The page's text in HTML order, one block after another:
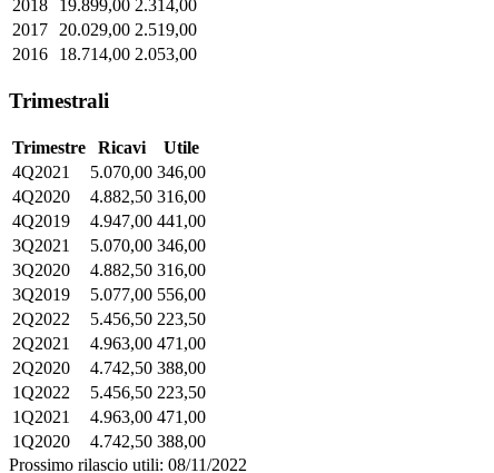
2018
19.899,00 2.314,00
2017
20.029,00 2.519,00
2016
18.714,00 2.053,00
Trimestrali
Trimestre Ricavi
Utile
4Q2021
5.070,00 346,00
4Q2020
4.882,50 316,00
4Q2019
4.947,00 441,00
3Q2021
5.070,00 346,00
3Q2020
4.882,50 316,00
3Q2019
5.077,00 556,00
2Q2022
5.456,50 223,50
2Q2021
4.963,00 471,00
2Q2020
4.742,50 388,00
1Q2022
5.456,50 223,50
1Q2021
4.963,00 471,00
1Q2020
4.742,50 388,00
Prossimo rilascio utili: 08/11/2022